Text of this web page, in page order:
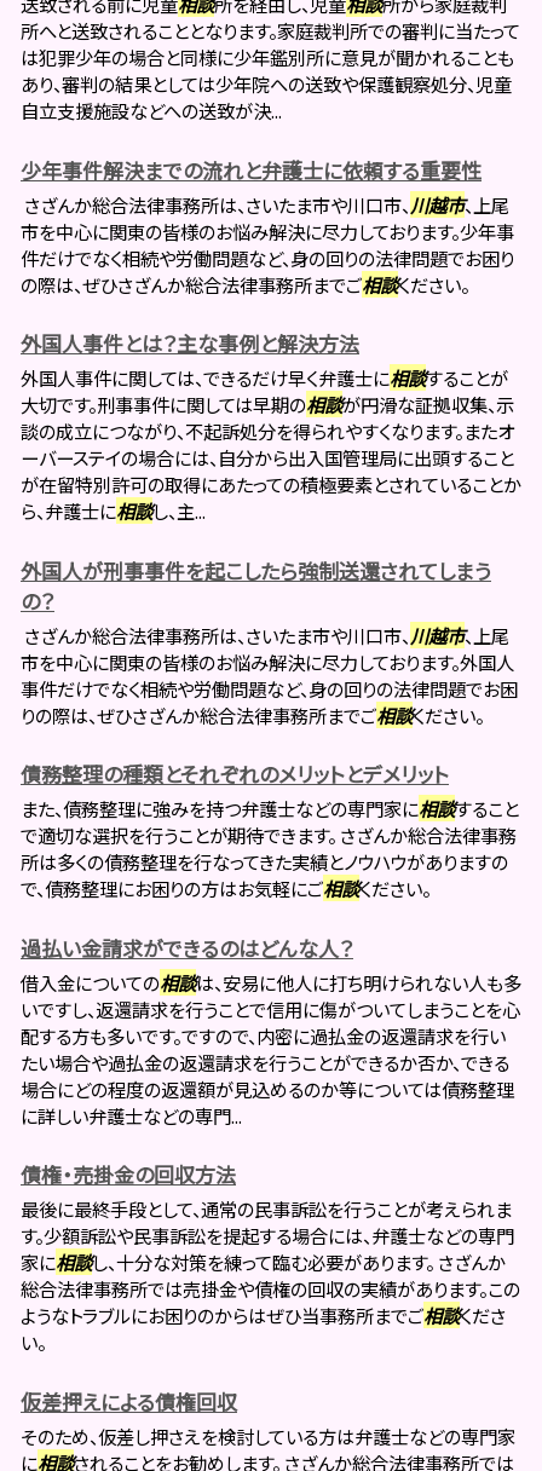
所へと送致されることとなります。家庭裁判所での審判に当たって
は犯罪少年の場合と同様に少年鑑別所に意見が聞かれることも
あり、審判の結果としては少年院への送致や保護観察処分、児童
自立支援施設などへの送致が決...
少年事件解決までの流れと弁護士に依頼する重要性
さざんか総合法律事務所は、さいたま市や川口市、川越市、上尾
市を中心に関東の皆様のお悩み解決に尽力しております。少年事
件だけでなく相続や労働問題など、身の回りの法律問題でお困り
の際は、ぜひさざんか総合法律事務所までご相談ください。
外国人事件とは？主な事例と解決方法
外国人事件に関しては、できるだけ早く弁護士に相談することが
大切です。刑事事件に関しては早期の相談が円滑な証拠収集、示
談の成立につながり、不起訴処分を得られやすくなります。またオ
ーバーステイの場合には、自分から出入国管理局に出頭すること
が在留特別許可の取得にあたっての積極要素とされていることか
ら、弁護士に相談し、主...
外国人が刑事事件を起こしたら強制送還されてしまう
の？
さざんか総合法律事務所は、さいたま市や川口市、川越市、上尾
市を中心に関東の皆様のお悩み解決に尽力しております。外国人
事件だけでなく相続や労働問題など、身の回りの法律問題でお困
りの際は、ぜひさざんか総合法律事務所までご相談ください。
債務整理の種類とそれぞれのメリットとデメリット
また、債務整理に強みを持つ弁護士などの専門家に相談すること
で適切な選択を行うことが期待できます。 さざんか総合法律事務
所は多くの債務整理を行なってきた実績とノウハウがありますの
で、債務整理にお困りの方はお気軽にご相談ください。
過払い金請求ができるのはどんな人？
借入金についての相談は、安易に他人に打ち明けられない人も多
いですし、返還請求を行うことで信用に傷がついてしまうことを心
配する方も多いです。ですので、内密に過払金の返還請求を行い
たい場合や過払金の返還請求を行うことができるか否か、できる
場合にどの程度の返還額が見込めるのか等については債務整理
に詳しい弁護士などの専門...
債権・売掛金の回収方法
最後に最終手段として、通常の民事訴訟を行うことが考えられま
す。少額訴訟や民事訴訟を提起する場合には、弁護士などの専門
家に相談し、十分な対策を練って臨む必要があります。 さざんか
総合法律事務所では売掛金や債権の回収の実績があります。この
ようなトラブルにお困りのからはぜひ当事務所までご相談くださ
い。
仮差押えによる債権回収
そのため、仮差し押さえを検討している方は弁護士などの専門家
に相談されることをお勧めします。 さざんか総合法律事務所では